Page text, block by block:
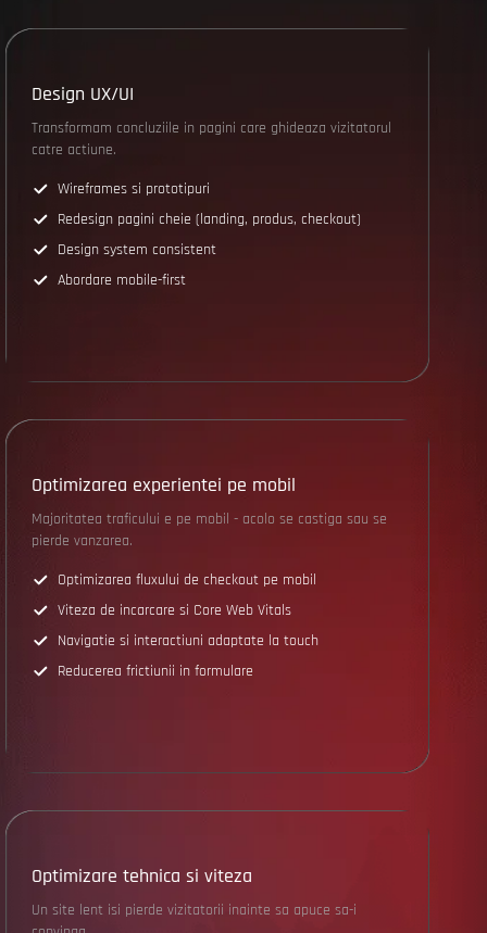
Design UX/UI
Transformam concluziile in pagini care ghideaza vizitatorul
catre actiune.
Wireframes si prototipuri
Redesign pagini cheie (landing, produs, checkout)
Design system consistent
Abordare mobile-first
Optimizarea experientei pe mobil
Majoritatea traficului e pe mobil - acolo se castiga sau se
pierde vanzarea.
Optimizarea fluxului de checkout pe mobil
Viteza de incarcare si Core Web Vitals
Navigatie si interactiuni adaptate la touch
Reducerea frictiunii in formulare
Optimizare tehnica si viteza
Un site lent isi pierde vizitatorii inainte sa apuce sa-i